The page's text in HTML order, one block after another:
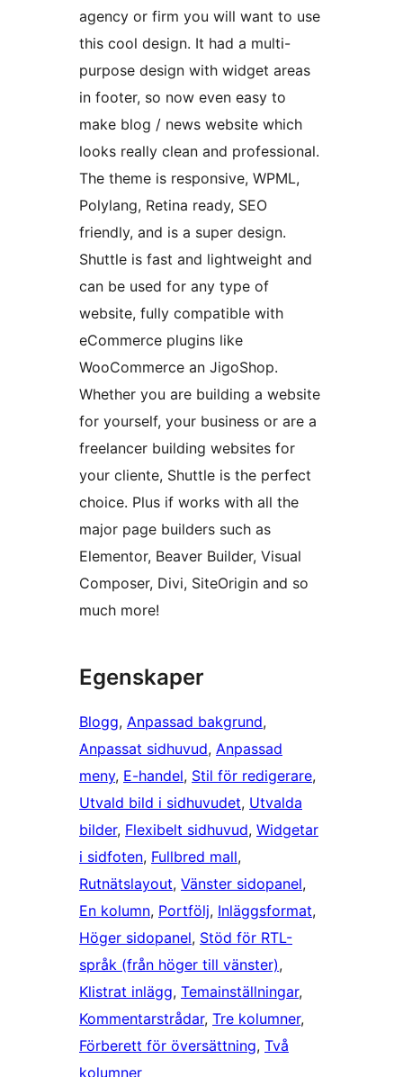
agency or firm you will want to use
this cool design. It had a multi-
purpose design with widget areas
in footer, so now even easy to
make blog / news website which
looks really clean and professional.
The theme is responsive, WPML,
Polylang, Retina ready, SEO
friendly, and is a super design.
Shuttle is fast and lightweight and
can be used for any type of
website, fully compatible with
eCommerce plugins like
WooCommerce an JigoShop.
Whether you are building a website
for yourself, your business or are a
freelancer building websites for
your cliente, Shuttle is the perfect
choice. Plus if works with all the
major page builders such as
Elementor, Beaver Builder, Visual
Composer, Divi, SiteOrigin and so
much more!
Egenskaper
Blogg, Anpassad bakgrund
Anpassat sidhuvud, Anpassad
meny, E-handel, Stil för redigerare
Utvald bild i sidhuvudet, Utvalda
bilder, Flexibelt sidhuvud, Widgetar
i sidfoten, Fullbred mall
Rutnätslayout, Vänster sidopanel
En kolumn, Portfölj, Inläggsformat
Höger sidopanel, Stöd för RTL-
språk (från höger till vänster)
Klistrat inlägg, Temainställningar
Kommentarstrådar, Tre kolumner
Förberett för översättning, Två
kolumner